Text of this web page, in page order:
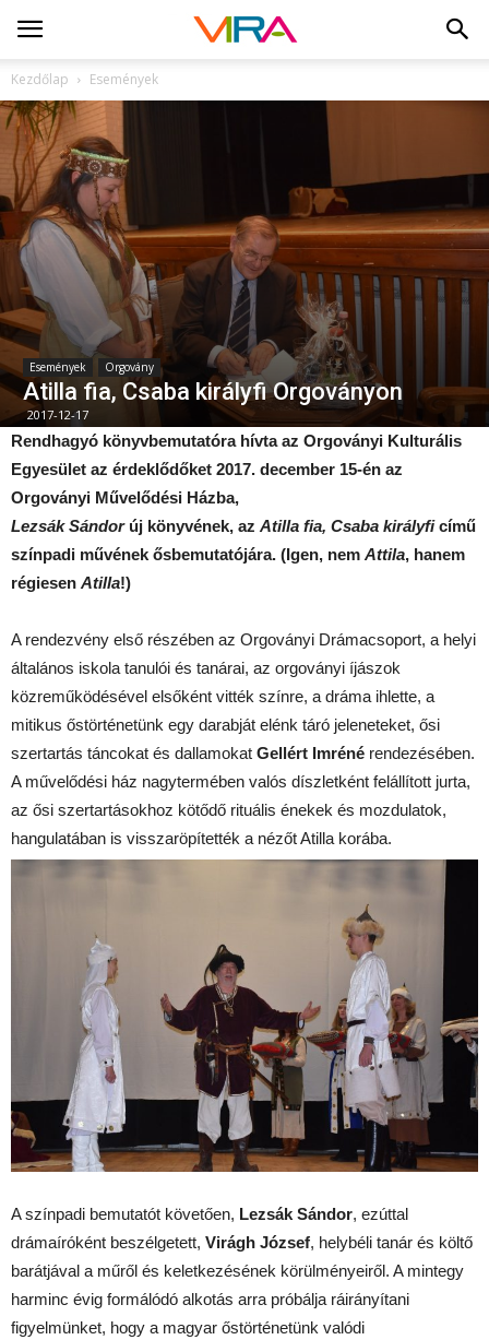
Kezdőlap Események
Események Orgovány
Atilla fia, Csaba királyfi Orgoványon
2017-12-17
Rendhagyó könyvbemutatóra hívta az Orgoványi Kulturális
Egyesület az érdeklődőket 2017. december 15-én az
Orgoványi Művelődési Házba,
Lezsák Sándorúj könyvének, az Atilla fia, Csaba királyficímű
színpadi művének ősbemutatójára. (Igen, nem Attila, hanem
régiesen Atilla!)
A rendezvény első részében az Orgoványi Drámacsoport, a helyi
általános iskola tanulói és tanárai, az orgoványi íjászok
közreműködésével elsőként vitték színre, a dráma ihlette, a
mitikus őstörténetünk egy darabját elénk táró jeleneteket, ősi
szertartás táncokat és dallamokat Gellért Imréné rendezésében.
A művelődési ház nagytermében valós díszletként felállított jurta,
az ősi szertartásokhoz kötődő rituális énekek és mozdulatok,
hangulatában is visszaröpítették a nézőt Atilla korába.
A színpadi bemutatót követően, Lezsák Sándor, ezúttal
drámaíróként beszélgetett, Virágh József, helybéli tanár és költő
barátjával a műről és keletkezésének körülményeiről. A mintegy
harminc évig formálódó alkotás arra próbálja ráirányítani
figyelmünket, hogy a magyar őstörténetünk valódi